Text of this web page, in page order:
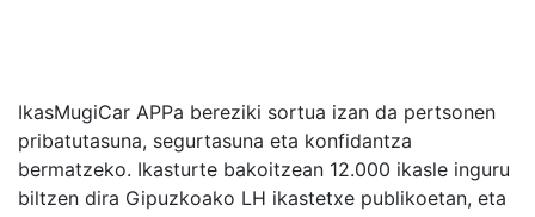
IkasMugiCar APPa bereziki sortua izan da pertsonen
pribatutasuna, segurtasuna eta konfidantza
bermatzeko. Ikasturte bakoitzean 12.000 ikasle inguru
biltzen dira Gipuzkoako LH ikastetxe publikoetan, eta